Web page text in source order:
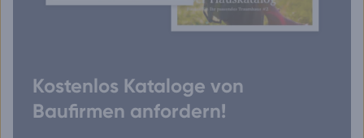
Kostenlos Kataloge von
Baufirmen anfordern!